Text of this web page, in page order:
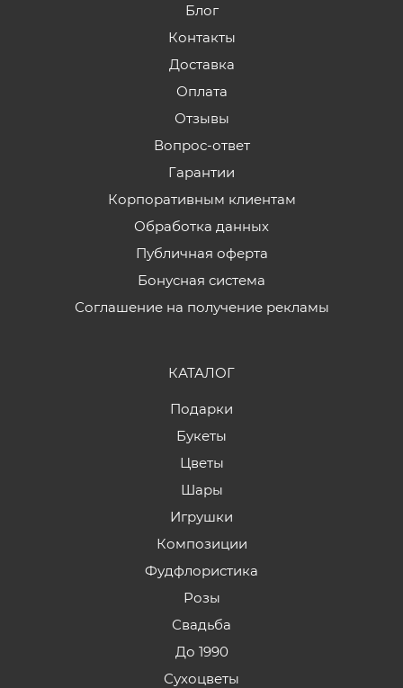
Блог
Контакты
Доставка
Оплата
Отзывы
Вопрос-ответ
Гарантии
Корпоративным клиентам
Обработка данных
Публичная оферта
Бонусная система
Соглашение на получение рекламы
КАТАЛОГ
Подарки
Букеты
Цветы
Шары
Игрушки
Композиции
Фудфлористика
Розы
Свадьба
До 1990
Сухоцветы